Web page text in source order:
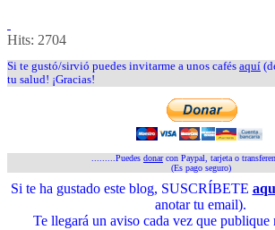
Hits: 2704
Si te gustó/sirvió puedes invitarme a unos cafés aquí
tu salud! ¡Gracias!
.........Puedes donarcon Paypal, tarjeta o
(Es pago seguro)
Si te ha gustado este blog, SUSCRÍBETE
anotar tu email).
Te llegará un aviso cada vez que publique